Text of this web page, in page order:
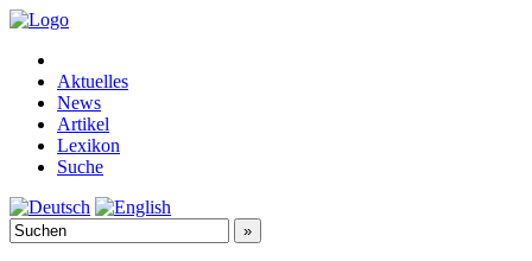
Aktuelles
News
Artikel
Lexikon
Suche